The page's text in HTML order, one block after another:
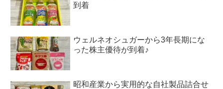
到着
ウェルネオシュガーから3年長期にな
った株主優待が到着♪
昭和産業から実用的な自社製品詰合せ